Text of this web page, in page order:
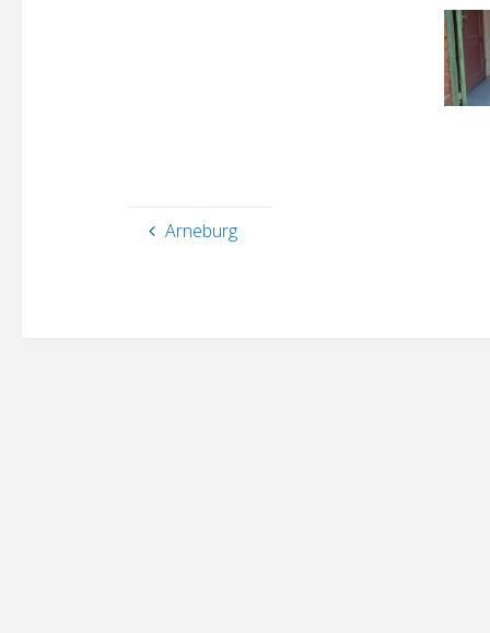
Arneburg